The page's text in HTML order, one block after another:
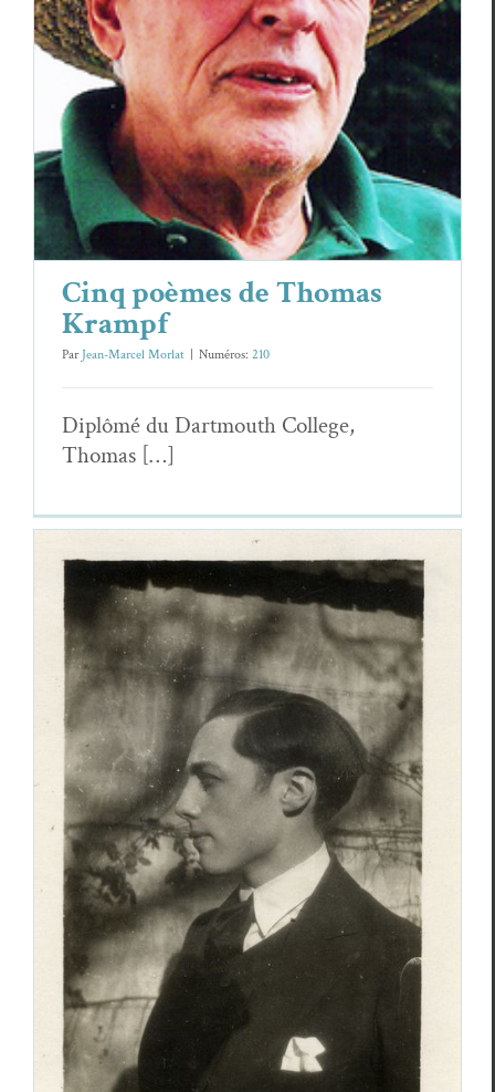
Essais & Chroniques Thomas Krampf
Cinq poèmes de Thomas
Krampf
Par Jean-Marcel Morlat Numéros: 210
Diplômé du Dart­mouth Col­lege,
Thomas […]
Retour au pays d’avant-naître : lire (ou
relire) Gilbert-Lecomte
Essais & Chroniques Roger Gilbert-Lecomte